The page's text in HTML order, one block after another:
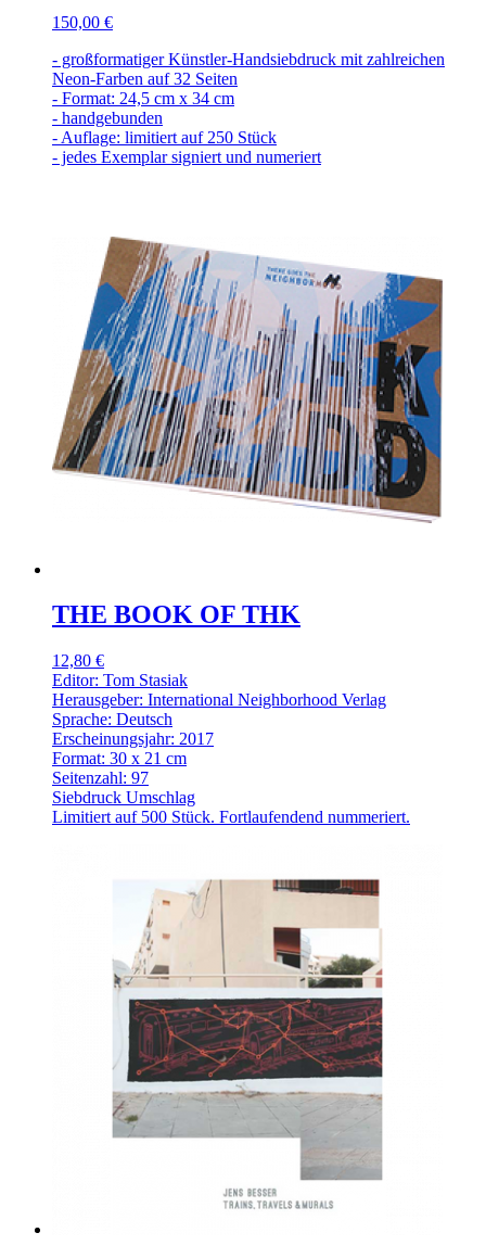
150,00 €
- großformatiger Künstler-Handsiebdruck mit zahlreichen
Neon-Farben auf 32 Seiten
- Format: 24,5 cm x 34 cm
- handgebunden
- Auflage: limitiert auf 250 Stück
- jedes Exemplar signiert und numeriert
THE BOOK OF THK
12,80 €
Editor: Tom Stasiak
Herausgeber: International Neighborhood Verlag
Sprache: Deutsch
Erscheinungsjahr: 2017
Format: 30 x 21 cm
Seitenzahl: 97
Siebdruck Umschlag
Limitiert auf 500 Stück. Fortlaufendend nummeriert.